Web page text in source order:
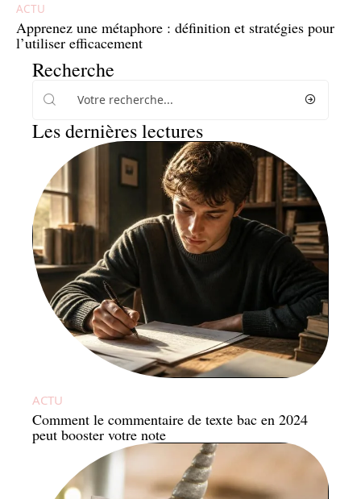
ACTU
Apprenez une métaphore : définition et stratégies pour
l’utiliser efficacement
Recherche
Les dernières lectures
ACTU
Comment le commentaire de texte bac en 2024
peut booster votre note